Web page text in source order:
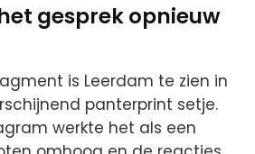
gesprek opnieuw
is Leerdam te zien in
panterprint setje.
werkte het als een